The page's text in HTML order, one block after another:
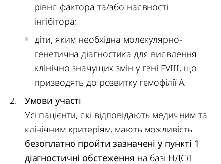
рівня фактора та/або наявності
інгібітора;
діти, яким необхідна молекулярно-
генетична діагностика для виявлення
клінічно значущих змін у гені FVIII, що
призводять до розвитку гемофілії А.
Умови участі
Усі пацієнти, які відповідають медичним та
клінічним критеріям, мають можливість
безоплатно пройти зазначені у пункті 1
діагностичні обстеження на базі НДСЛ